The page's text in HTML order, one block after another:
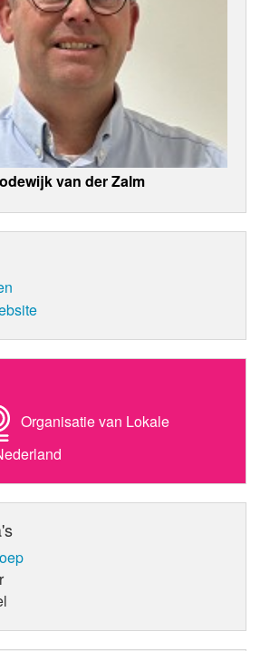
van der Zalm
Organisatie van Lokale